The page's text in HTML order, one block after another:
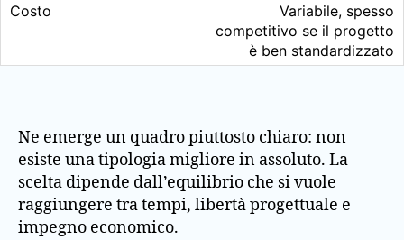
Variabile, spesso
competitivo se il progetto
è ben standardizzato
Ne emerge un quadro piuttosto chiaro: non
esiste una tipologia migliore in assoluto. La
scelta dipende dall’equilibrio che si vuole
raggiungere tra tempi, libertà progettuale e
impegno economico.